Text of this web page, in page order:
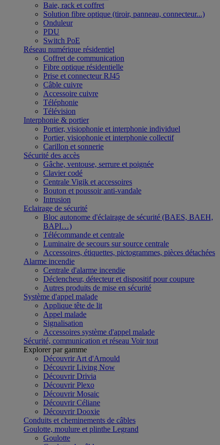
Baie, rack et coffret
Solution fibre optique (tiroir, panneau, connecteur...)
Onduleur
PDU
Switch PoE
Réseau numérique résidentiel
Coffret de communication
Fibre optique résidentielle
Prise et connecteur RJ45
Câble cuivre
Accessoire cuivre
Téléphonie
Télévision
Interphonie & portier
Portier, visiophonie et interphonie individuel
Portier, visiophonie et interphonie collectif
Carillon et sonnerie
Sécurité des accès
Gâche, ventouse, serrure et poignée
Clavier codé
Centrale Vigik et accessoires
Bouton et poussoir anti-vandale
Intrusion
Eclairage de sécurité
Bloc autonome d'éclairage de sécurité (BAES, BAEH,
BAPI…)
Télécommande et centrale
Luminaire de secours sur source centrale
Accessoires, étiquettes, pictogrammes, pièces détachées
Alarme incendie
Centrale d'alarme incendie
Déclencheur, détecteur et dispositif pour coupure
Autres produits de mise en sécurité
Système d'appel malade
Applique tête de lit
Appel malade
Signalisation
Accessoires système d'appel malade
Sécurité, communication et réseau Voir tout
Explorer par gamme
Découvrir Art d'Arnould
Découvrir Living Now
Découvrir Drivia
Découvrir Plexo
Découvrir Mosaic
Découvrir Céliane
Découvrir Dooxie
Conduits et cheminements de câbles
Goulotte, moulure et plinthe Legrand
Goulotte